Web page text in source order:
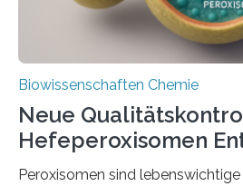
Biowissenschaften Chemie
Neue
Hefeperoxisomen
Peroxisomen sind